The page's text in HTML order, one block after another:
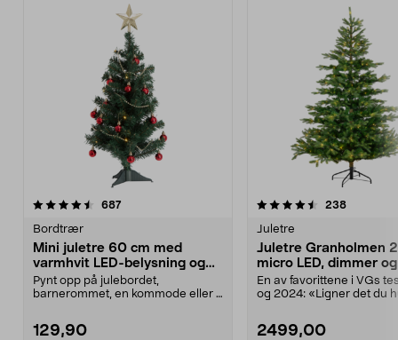
687anmeldelser
Bordtrær
Mini juletre 60 cm med
varmhvit LED-belysning og
pynt
Pynt opp på julebordet,
barnerommet, en kommode eller i
129,90
4.5 av 5 stjerner 238
Juletre
Juletre Granholmen
micro LED, dimmer
En av favorittene i VGs
og 2024: «Ligner det du
2499,00
4.5 av 5 stjerner